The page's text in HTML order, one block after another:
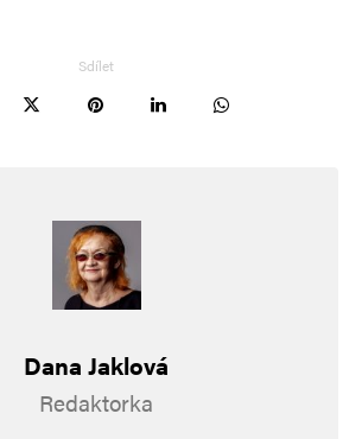
otravovat kuřáky
na balkoně tak že náhodou
svobody a deregulací ale toto
napravovat regulacemi
nemocnost… pravděpodobně
Sdílet
Dana Jaklová
Redaktorka